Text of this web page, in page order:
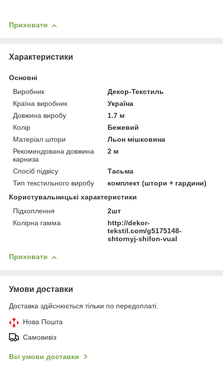
Приховати
Характеристики
Основні
Виробник
Декор-Текстиль
Країна виробник
Україна
Довжина виробу
1.7 м
Колір
Бежевий
Матеріал штори
Льон мішковина
Рекомендована довжина
карниза
2 м
Спосіб підвісу
Тасьма
Тип текстильного виробу
комплект (штори + гардини)
Користувальницькі характеристики
Підхоплення
2шт
Колірна гамма
http://dekor-
tekstil.com/g5175148-
shtornyj-shifon-vual
Приховати
Умови доставки
Доставка здійснюється тільки по передоплаті.
Нова Пошта
Самовивіз
Всі умови доставки